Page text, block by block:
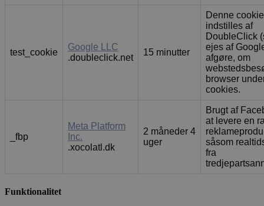
test_cookie
Google LLC
.doubleclick.net
15 minutter
Denne cookie
indstilles af
DoubleClick
ejes af
afgøre, om
browser
cookies.
_fbp
Meta Platform
Inc.
.xocolatl.dk
2 måneder 4
uger
Brugt af
at levere en
såsom
fra
Funktionalitet